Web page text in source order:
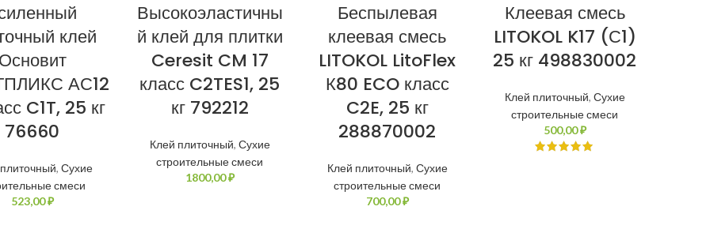
клей
Основит
АС12
C1T, 25 кг
76660
, Сухие
смеси
₽
Высокоэластичны
й клей для плитки
Ceresit CM 17
класс C2TES1, 25
кг 792212
Клей плиточный, Сухие
строительные смеси
₽
Беспылевая
клеевая смесь
LITOKOL LitoFlex
К80 ECO класс
C2E, 25 кг
288870002
Клей плиточный, Сухие
строительные смеси
₽
Клеевая смесь
LITOKOL K17 (С1)
25 кг 498830002
Клей плиточный, Сухие
строительные смеси
₽